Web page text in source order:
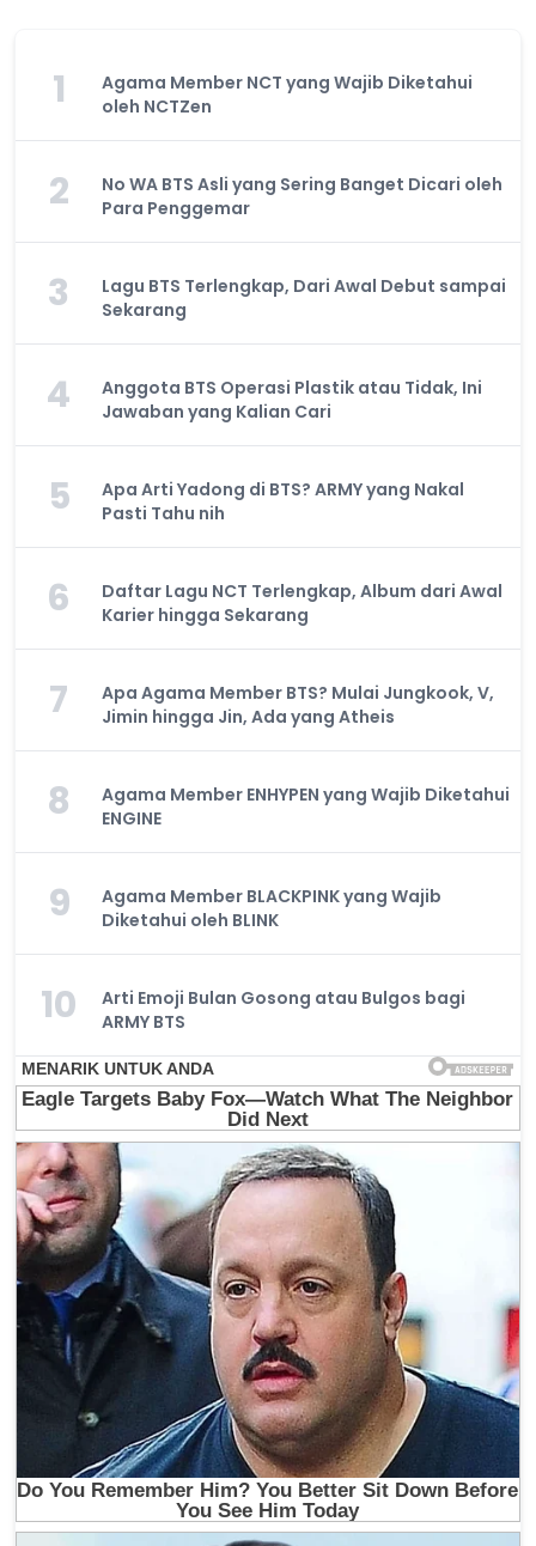
1
Agama Member NCT yang Wajib Diketahui
oleh NCTZen
2
No WA BTS Asli yang Sering Banget Dicari oleh
Para Penggemar
3
Lagu BTS Terlengkap, Dari Awal Debut sampai
Sekarang
4
Anggota BTS Operasi Plastik atau Tidak, Ini
Jawaban yang Kalian Cari
5
Apa Arti Yadong di BTS? ARMY yang Nakal
Pasti Tahu nih
6
Daftar Lagu NCT Terlengkap, Album dari Awal
Karier hingga Sekarang
7
Apa Agama Member BTS? Mulai Jungkook, V,
Jimin hingga Jin, Ada yang Atheis
8
Agama Member ENHYPEN yang Wajib Diketahui
ENGINE
9
Agama Member BLACKPINK yang Wajib
Diketahui oleh BLINK
10
Arti Emoji Bulan Gosong atau Bulgos bagi
ARMY BTS